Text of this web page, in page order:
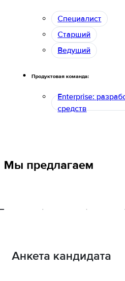
Специалист
Старший
Ведущий
Продуктовая команда:
Enterprise:
средств
Мы предлагаем
Анкета кандидата